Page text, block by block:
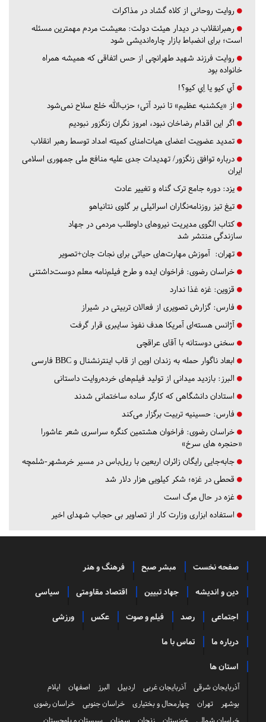
روایت روحانی از کلاه گشاد در مذاکرات
رهبرانقلاب در دیدار هیئت دولت: معیشت مردم مهمترین مسئله
است؛ برای انضباط بازار چاره‌اندیشی شود
روایت فرزند شهید طهرانچی از حس اتفاقی که همیشه همراه
خانواده بود
آي كيو يا اِي كيو؟!
از «یکشنبه عظیم» تا نبرد آتی؛ حزب‌الله خلع سلاح نمی‌شود
اگر این اقدام رضاخان نبود، امروز نگران زنگزور نبودیم
تمدید عضویت اعضای هیات‌امنای کمیته امداد توسط رهبر انقلاب
درباره توافق زنگزور/ تهدیدات جدی علیه منافع ملی جمهوری اسلامی
ایران
یزد: دوره جامع ترک گناه و تغییر عادت
تیغ تیز روزنامه‌نگاران اسرائیلی بر گلوی نتانیاهو
کتاب الگوی مدیریت نیروهای داوطلب مردمی در جهاد
سازندگی منتشر شد
تهران: آموزش مهارت‌های حیاتی برای نجات جان+تصویر
خراسان رضوی: فراخوان ایده و طرح فیلم‌نامه معلم دوست‌داشتنی
قزوین: غزه غذا ندارد
فارس: گزارش تصویری از فعالان تربیتی در شیراز
آژانس هسته‌ای آمریکا هدف نفوذ سایبری قرار گرفت
سخنی دوستانه با آقای عراقچی
ابعاد ناگوار حمله به زندان اوین از قاب اینترنشنال و BBC فارسی
البرز: بازدید میدانی از تولید فیلم‌های خرده‌روایت داستانی
استادان دانشگاهی که کارگر ساده ساختمانی شدند
فارس: حسینیه تربیت برگزار می‌کند
خراسان رضوی: فراخوان هشتمین کنگره سراسری شعر عاشورا
«حنجره های سرخ»
جابه‌جایی رایگان زائران اربعین با ریل‌باس در مسیر خرمشهر-شلمچه
قحطی در غزه؛ شکر کیلویی هزار دلار شد
غزه در حال مرگ است
استفاده ابزاری وزارت کار از تصاویر بی حجاب شهدای اخیر
صفحه نخست مبشر صبح فرهنگ و هنر
دین و اندیشه جهاد تبیین اقتصاد مقاومتی سیاسی
اجتماعی رصد فیلم و صوت عکس ورزشی
درباره ما تماس با ما
استان ها
آذربایجان شرقی آذربایجان غربی اردبیل البرز اصفهان
ایلام
بوشهر
تهران چهارمحال و بختیاری خراسان جنوبی
خراسان رضوی